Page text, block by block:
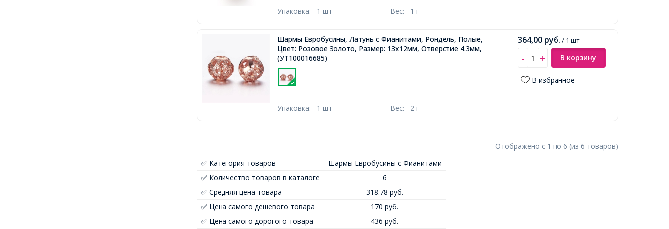
Упаковка: 1 шт Вес: 1 г
Шармы Евробусины, Латунь с Фианитами, Рондель, Полые,
Цвет: Розовое Золото, Размер: 13х12мм, Отверстие 4.3мм,
(УТ100016685)
Упаковка: 1 шт Вес: 2 г
364,00 руб. / 1 шт
В корзину
В избранное
Отображено с 1 по 6 (из 6 товаров)
✅ Категория товаров
Шармы Евробусины с Фианитами
✅ Количество товаров в каталоге
6
✅ Средняя цена товара
318.78 руб.
✅ Цена самого дешевого товара
170 руб.
✅ Цена самого дорогого товара
436 руб.